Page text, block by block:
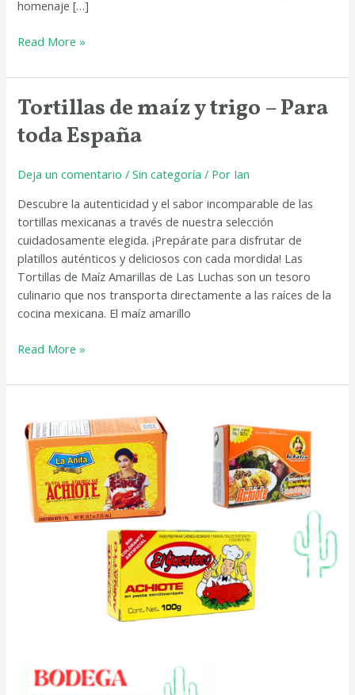
homenaje […]
Read More »
Tortillas de maíz y trigo – Para
toda España
Deja un comentario /Sin categoría / Por Ian
Descubre la autenticidad y el sabor incomparable de las
tortillas mexicanas a través de nuestra selección
cuidadosamente elegida. ¡Prepárate para disfrutar de
platillos auténticos y deliciosos con cada mordida! Las
Tortillas de Maíz Amarillas de Las Luchas son un tesoro
culinario que nos transporta directamente a las raíces de la
cocina mexicana. El maíz amarillo
Tortillas
maíz
trigo
Para
toda
España
Read More »
en
nuestra
tienda:
Para
toda
España!